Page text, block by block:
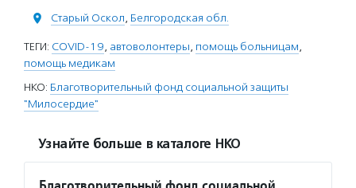
Старый Оскол, Белгородская обл.
ТЕГИ: COVID-19, автоволонтеры, помощь больницам,
помощь медикам
НКО: Благотворительный фонд социальной защиты
"Милосердие"
Узнайте больше в каталоге НКО